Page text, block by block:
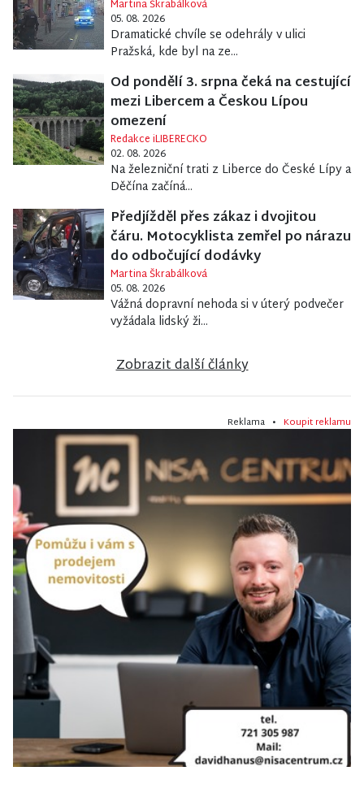
Martina Škrabálková
05. 08. 2026
Dramatické chvíle se odehrály v ulici
Pražská, kde byl na ze...
Od pondělí 3. srpna čeká na cestující
mezi Libercem a Českou Lípou
omezení
Redakce iLIBERECKO
02. 08. 2026
Na železniční trati z Liberce do České Lípy a
Děčína začíná...
Předjížděl přes zákaz i dvojitou
čáru. Motocyklista zemřel po nárazu
do odbočující dodávky
Martina Škrabálková
05. 08. 2026
Vážná dopravní nehoda si v úterý podvečer
vyžádala lidský ži...
Zobrazit další články
Reklama • Koupit reklamu